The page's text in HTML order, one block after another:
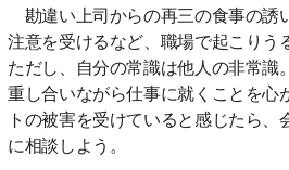
勘違い上司からの再三の食事の誘
注意を受けるなど、職場で起こりう
ただし、自分の常識は他人の非常識
重し合いながら仕事に就くことを心
トの被害を受けていると感じたら
に相談しよう。